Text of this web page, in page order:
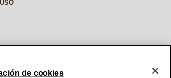
ALL RIGHTS RESERVED
de cookies